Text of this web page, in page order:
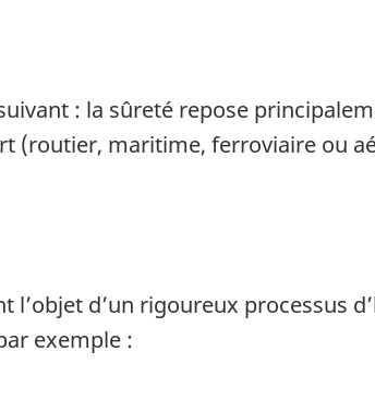
: la sûreté repose
(routier, maritime, ferroviaire ou
d’un rigoureux processus
exemple :